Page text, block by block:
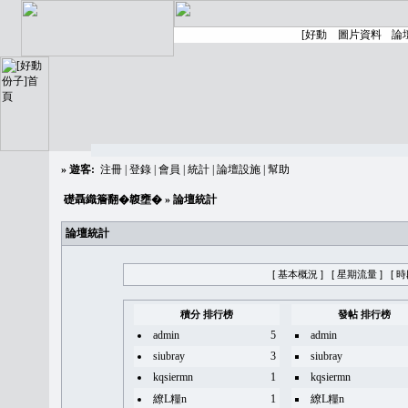
» 遊客: 注冊 登錄 會員 統計 論壇設施 幫助
礎聶織簷翻�䪖壅� » 論壇統計
論壇統計
[ 基本概況 ] [ 星期流量 ] [ 時
積分 排行榜 發帖 排行榜
admin 5
admin
siubray
3
siubray
kqsiermn
1
kqsiermn
繚L糧n
1 繚L糧n